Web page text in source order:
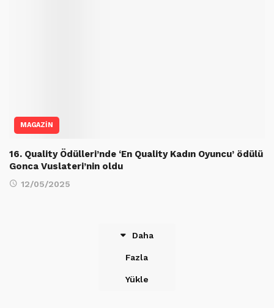
MAGAZİN
16. Quality Ödülleri’nde ‘En Quality Kadın Oyuncu’ ödülü
Gonca Vuslateri’nin oldu
12/05/2025
Daha
Fazla
Yükle